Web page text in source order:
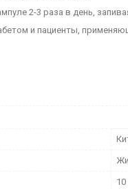
2-3 раза в день,
и пациенты,